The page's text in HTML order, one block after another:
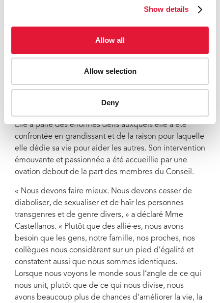
Show details
Allow all
Allow selection
Deny
Conseil a ainsi eu l’occasion de débattre des inégalités
les répercussions du virus parmi ces populations.
Global Action for Trans Equality, a raconté son histoire
pour illustrer ce que cela signifie de grandir quand on
Elle a parlé des énormes défis auxquels elle a été
confrontée en grandissant et de la raison pour laquelle
elle dédie sa vie pour aider les autres. Son intervention
émouvante et passionnée a été accueillie par une
ovation debout de la part des membres du Conseil.
« Nous devons faire mieux. Nous devons cesser de
diaboliser, de sexualiser et de haïr les personnes
transgenres et de genre divers, » a déclaré Mme
Castellanos. « Plutôt que des allié·es, nous avons
besoin que les gens, notre famille, nos proches, nos
collègues nous considèrent sur un pied d’égalité et
constatent aussi que nous sommes identiques.
Lorsque nous voyons le monde sous l’angle de ce qui
nous unit, plutôt que de ce qui nous divise, nous
avons beaucoup plus de chances d’améliorer la vie, la